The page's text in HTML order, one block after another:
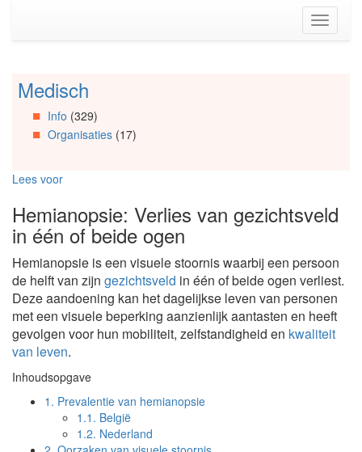
(Accesskey
Toggle
Spring
Artikels
Spring
Spring
Organisaties
Spring
Social
media
Medisch
Info (329)
Organisaties(17)
Lees voor
Hemianopsie: Verlies van gezichtsveld
in één of beide ogen
Hemianopsie is een visuele stoornis waarbij een persoon
de helft van zijn gezichtsveld in één of beide ogen verliest.
Deze aandoening kan het dagelijkse leven van personen
met een visuele beperking aanzienlijk aantasten en heeft
gevolgen voor hun mobiliteit, zelfstandigheid en kwaliteit
van leven.
Inhoudsopgave
1. Prevalentie van hemianopsie
1.1. België
1.2. Nederland